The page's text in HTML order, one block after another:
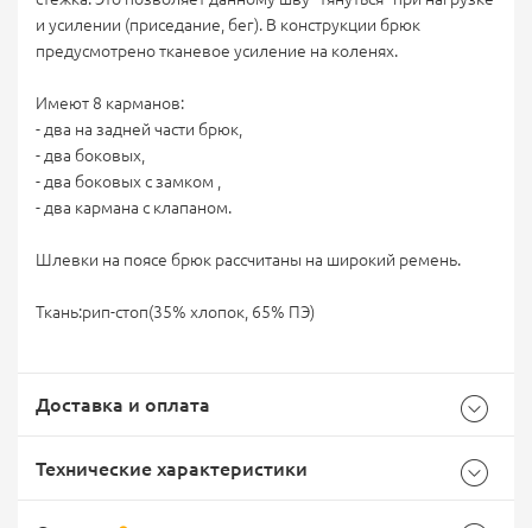
и усилении (приседание, бег). В конструкции брюк
предусмотрено тканевое усиление на коленях.
Имеют 8 карманов:
- два на задней части брюк,
- два боковых,
- два боковых с замком ,
- два кармана с клапаном.
Шлевки на поясе брюк рассчитаны на широкий ремень.
Ткань:рип-стоп(35% хлопок, 65% ПЭ)
Доставка и оплата
Технические характеристики